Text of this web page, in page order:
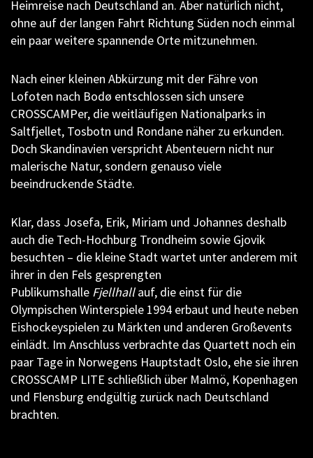
Heimreise nach Deutschland an. Aber natürlich nicht,
ohne auf der langen Fahrt Richtung Süden noch einmal
ein paar weitere spannende Orte mitzunehmen.
Nach einer kleinen Abkürzung mit der Fähre von
Lofoten nach Bodø entschlossen sich unsere
CROSSCAMPer, die weitläufigen Nationalparks in
Saltfjellet, Tosbotn und Rondane näher zu erkunden.
Doch Skandinavien verspricht Abenteuern nicht nur
malerische Natur, sondern genauso viele
beeindruckende Städte.
Klar, dass Josefa, Erik, Miriam und Johannes deshalb
auch die Tech-Hochburg Trondheim sowie Gjovik
besuchten – die kleine Stadt wartet unter anderem mit
ihrer in den Fels gesprengten
Publikumshalle Fjellhallauf, die einst für die
Olympischen Winterspiele 1994 erbaut und heute neben
Eishockeyspielen zu Märkten und anderen Großevents
einlädt. Im Anschluss verbrachte das Quartett noch ein
paar Tage in Norwegens Hauptstadt Oslo, ehe sie ihren
CROSSCAMP LITE schließlich über Malmö, Kopenhagen
und Flensburg endgültig zurück nach Deutschland
brachten.